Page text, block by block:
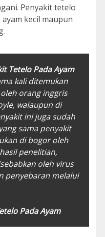
Penyakit tetelo
kecil maupun
Tetelo Pada Ayam
kali ditemukan
orang inggris
walaupun di
ini juga sudah
sama penyakit
di bogor oleh
penelitian,
oleh virus
penyebaran melalui
Pada Ayam